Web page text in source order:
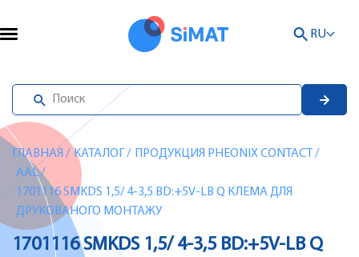
RU
ГЛАВНАЯ / КАТАЛОГ / ПРОДУКЦИЯ PHEONIX CONTACT /
AAL/
1701116 SMKDS 1,5/ 4-3,5 BD:+5V-LB Q КЛЕМА ДЛЯ
ДРУКОВАНОГО МОНТАЖУ
1701116 SMKDS 1,5/ 4-3,5 BD:+5V-LB Q